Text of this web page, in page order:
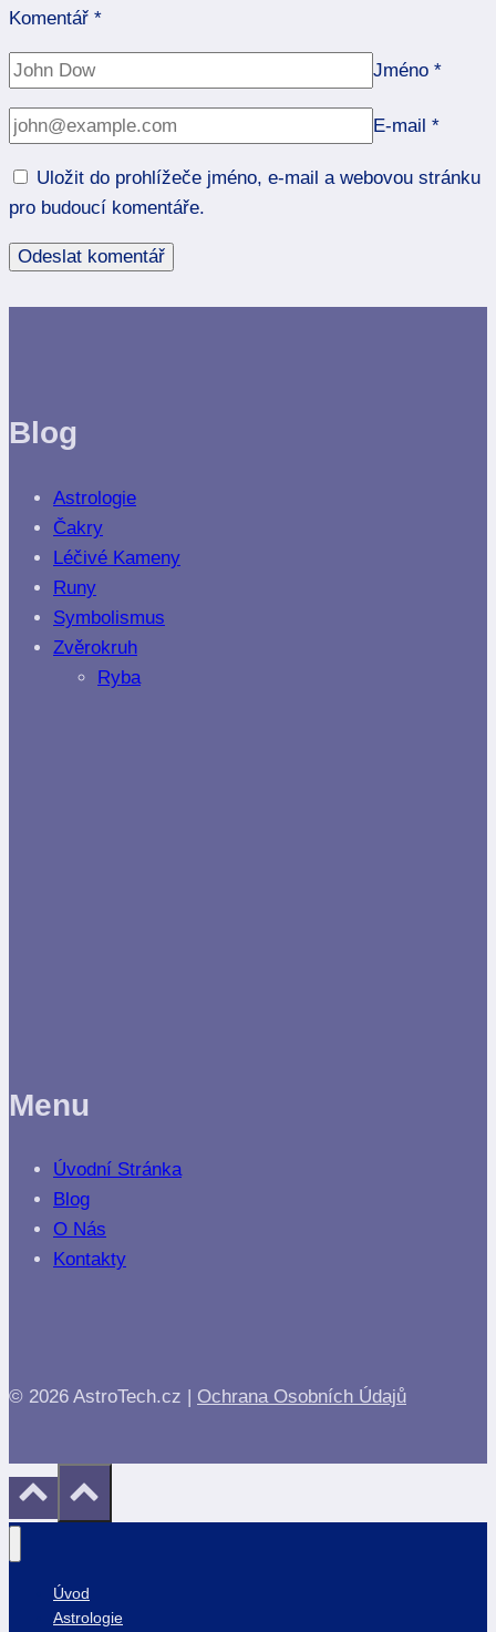
Komentář *
Jméno *
E-mail *
Uložit do prohlížeče jméno, e-mail a webovou stránku
pro budoucí komentáře.
Blog
Astrologie
Čakry
Léčivé Kameny
Runy
Symbolismus
Zvěrokruh
Ryba
Menu
Úvodní Stránka
Blog
O Nás
Kontakty
© 2026 AstroTech.cz | Ochrana Osobních Údajů
Úvod
Astrologie